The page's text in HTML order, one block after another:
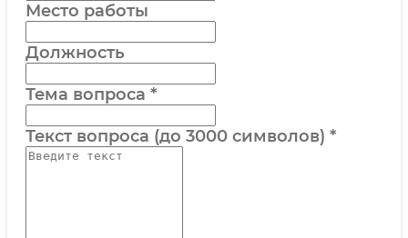
Место работы
Должность
Тема вопроса *
Текст вопроса (до 3000 символов) *